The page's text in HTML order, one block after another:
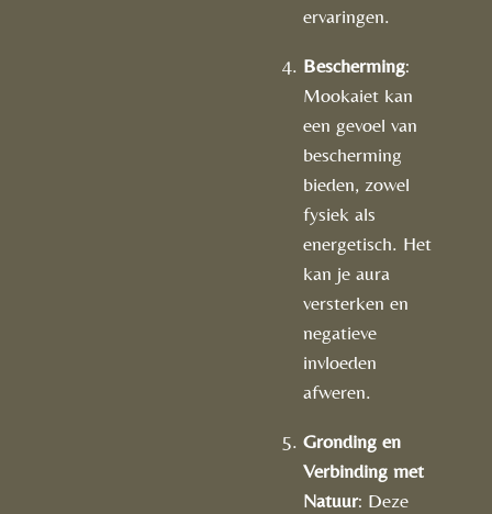
ervaringen.
Bescherming:
Mookaiet kan
een gevoel van
bescherming
bieden, zowel
fysiek als
energetisch. Het
kan je aura
versterken en
negatieve
invloeden
afweren.
Gronding en
Verbinding met
Natuur: Deze